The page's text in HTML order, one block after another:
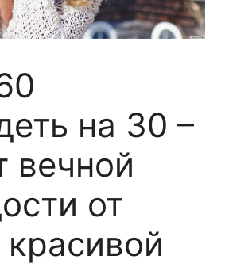
на 30 –
вечной
от